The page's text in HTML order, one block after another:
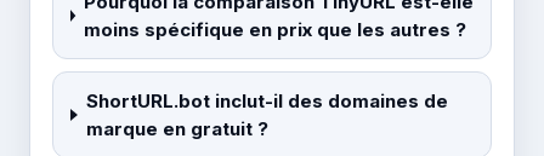
moins spécifique en prix que les autres ?
ShortURL.bot inclut-il des domaines de
marque en gratuit ?